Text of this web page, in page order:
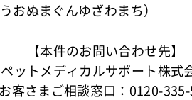
おぬまぐんゆざわまち）
【本件のお問い合わせ先】
ペットメディカルサポート株式
お客さまご相談窓口：0120-